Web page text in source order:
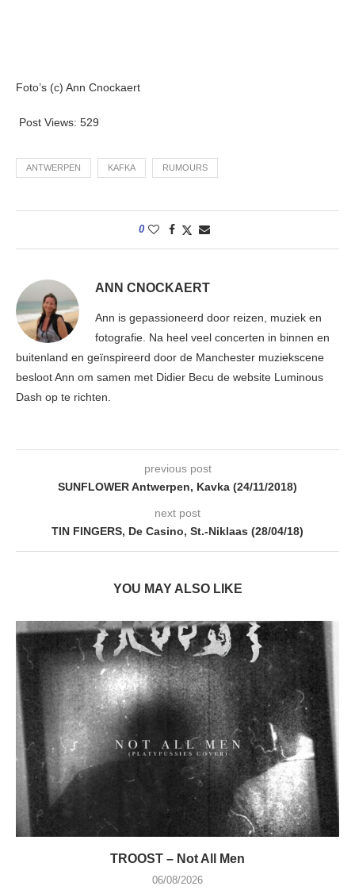
Foto’s (c) Ann Cnockaert
Post Views: 529
ANTWERPEN KAFKA RUMOURS
0
ANN CNOCKAERT
Ann is gepassioneerd door reizen, muziek en
fotografie. Na heel veel concerten in binnen en
buitenland en geïnspireerd door de Manchester muziekscene
besloot Ann om samen met Didier Becu de website Luminous
Dash op te richten.
previous post
SUNFLOWER Antwerpen, Kavka (24/11/2018)
next post
TIN FINGERS, De Casino, St.-Niklaas (28/04/18)
YOU MAY ALSO LIKE
TROOST – Not All Men
06/08/2026